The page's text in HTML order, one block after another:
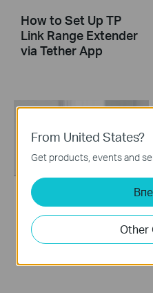
How to Set Up TP
Link Range Extender
via Tether App
How to set up a TP-
Link Range Extender
From United States?
Get products, events and
Other